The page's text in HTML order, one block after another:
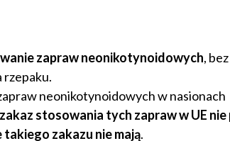
zapraw neonikotynoidowych,
rzepaku.
neonikotynoidowych w nasionach
zakaz stosowania tych zapraw w UE nie
zakazu nie mają.